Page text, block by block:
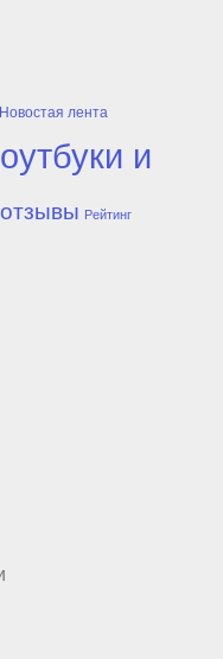
Новостая лента
и
Рейтинг